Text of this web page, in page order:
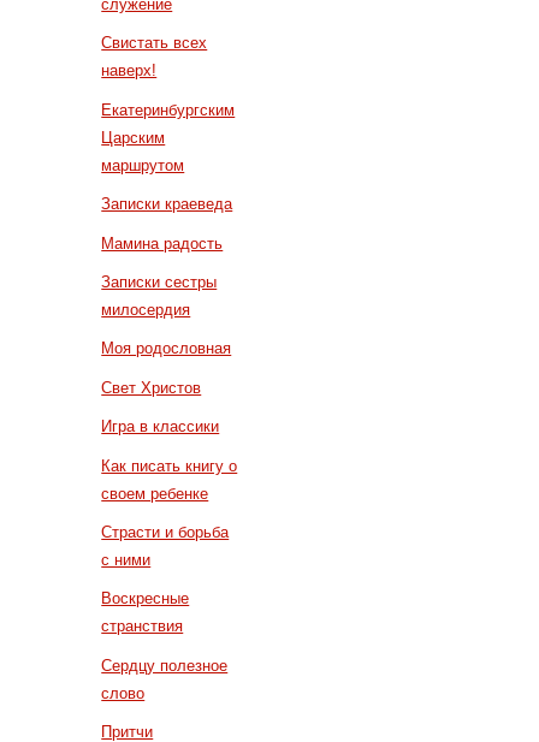
служение
Свистать всех
наверх!
Екатеринбургским
Царским
маршрутом
Записки краеведа
Мамина радость
Записки сестры
милосердия
Моя родословная
Свет Христов
Игра в классики
Как писать книгу о
своем ребенке
Страсти и борьба
с ними
Воскресные
странствия
Сердцу полезное
слово
Притчи